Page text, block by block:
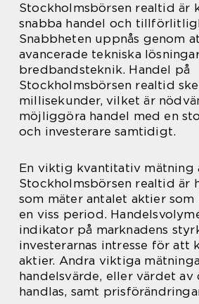
Stockholmsbörsen realtid är
snabba handel och
Snabbheten uppnås genom
avancerade tekniska
bredbandsteknik. Handel på
Stockholmsbörsen realtid
millisekunder, vilket är
möjliggöra handel med en
och investerare samtidigt.
En viktig kvantitativ mätning
Stockholmsbörsen realtid är
som mäter antalet aktier som
en viss period.
indikator på marknadens
investerarnas intresse för att
aktier. Andra viktiga
handelsvärde, eller värdet av
handlas, samt